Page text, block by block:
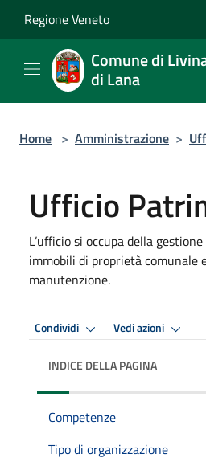
Regione Veneto
Comune di
di Lana
Home > Amministrazione >
Ufficio
L’ufficio si occupa della
immobili di proprietà comunale
manutenzione.
Condividi Vedi azioni
INDICE DELLA PAGINA
Competenze
Tipo di organizzazione